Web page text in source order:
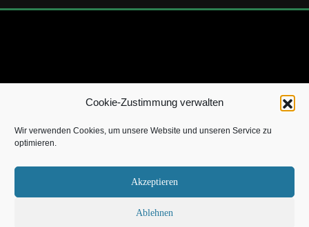
Cookie-Zustimmung verwalten
Wir verwenden Cookies, um unsere Website und unseren Service zu
optimieren.
Akzeptieren
Ablehnen
mich |Kontakt|Datenschutz|Cookie-Richtlinie